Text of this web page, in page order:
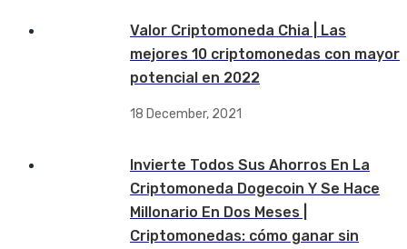
Valor Criptomoneda Chia | Las
mejores 10 criptomonedas con mayor
potencial en 2022
18 December, 2021
Invierte Todos Sus Ahorros En La
Criptomoneda Dogecoin Y Se Hace
Millonario En Dos Meses |
Criptomonedas: cómo ganar sin